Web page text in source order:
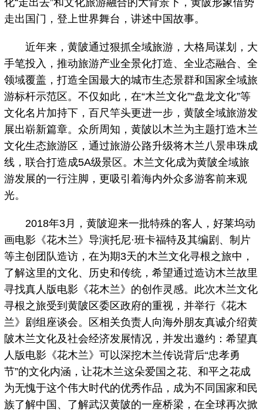
走出国门，登上世界舞台，讲述中国故事。
近年来，黄陂通过狠抓全域旅游，大格局谋划，大
手笔投入，推动旅游产业全景化打造、全业态融合、全
领域覆盖，打造全国最大的城市生态景群和国家全域旅
游标杆示范区。不仅如此，在“木兰文化”“盘龙文化”等
文化名片加持下，百尺竿头更进一步，黄陂全域旅游发
展出崭新篇章。众所周知，黄陂以木兰为主题打造木兰
文化生态旅游区，通过旅游公路升级将木兰八景串珠成
线，联合打造成5A级景区。木兰文化成为黄陂全域旅
游发展的一行注脚，更吸引着海内外众多游客前来观
光。
2018年3月，黄陂迎来一批特殊的客人，好莱坞动
画电影《花木兰》导演托尼·班卡福特及其编剧、制片
等主创团队造访，在为期3天的木兰文化寻根之旅中，
了解这里的文化、历史和传统，希望通过造访木兰故里
寻找真人版电影《花木兰》的创作灵感。此次木兰文化
寻根之旅受到黄陂区委区政府的重视，并举行《花木
兰》剧组座谈会。区相关负责人向海外朋友真诚介绍黄
陂木兰文化及社会经济发展情况，并发出邀约：希望真
人版电影《花木兰》可以深挖木兰传说背后“忠孝勇
节”的文化内涵，让花木兰这朵爱国之花、和平之花成
为无愧于这个伟大时代的优秀作品，成为不同国家和民
族了解中国、了解武汉黄陂的一座桥梁，在全球再次掀